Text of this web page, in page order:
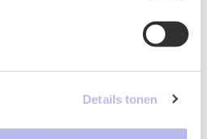
Details tonen